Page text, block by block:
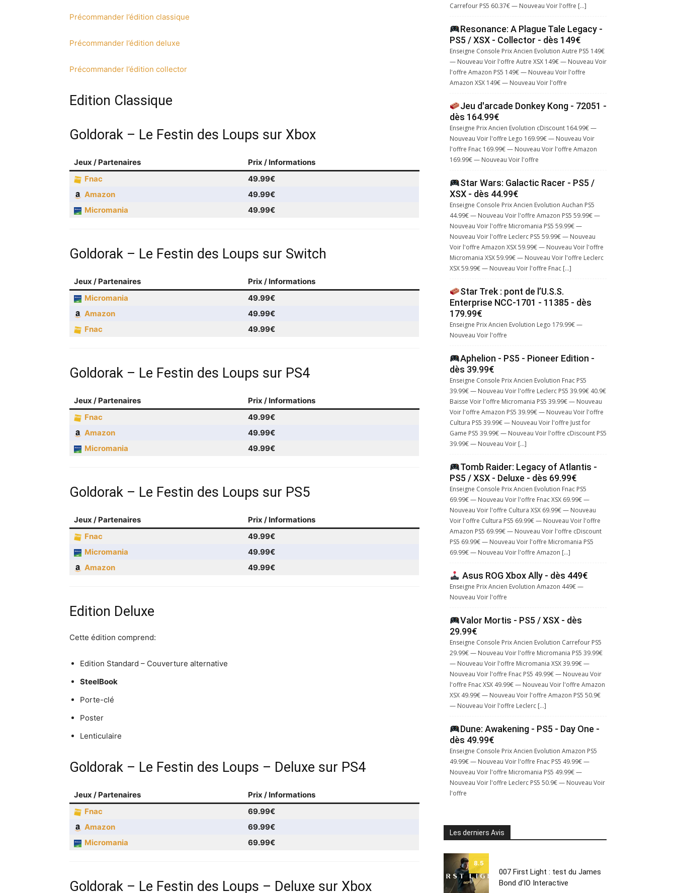
Précommander l’édition classique
Précommander l’édition deluxe
Précommander l’édition collector
Edition Classique
Goldorak – Le Festin des Loups sur Xbox
Jeux / Partenaires
Prix / Informations
Fnac
49.99€
Amazon
49.99€
Micromania
49.99€
Goldorak – Le Festin des Loups sur Switch
Jeux / Partenaires
Prix / Informations
Micromania
49.99€
Amazon
49.99€
Fnac
49.99€
Goldorak – Le Festin des Loups sur PS4
Jeux / Partenaires
Prix / Informations
Fnac
49.99€
Amazon
49.99€
Micromania
49.99€
Goldorak – Le Festin des Loups sur PS5
Jeux / Partenaires
Prix / Informations
Fnac
49.99€
Micromania
49.99€
Amazon
49.99€
Edition Deluxe
Cette édition comprend:
Edition Standard – Couverture alternative
SteelBook
Porte-clé
Poster
Lenticulaire
Goldorak – Le Festin des Loups – Deluxe sur PS4
Jeux / Partenaires
Prix / Informations
Fnac
69.99€
Amazon
69.99€
Micromania
69.99€
Goldorak – Le Festin des Loups – Deluxe sur Xbox
Carrefour PS5 60.37€ — Nouveau Voir l'offre […]
Resonance: A Plague Tale Legacy -
PS5 / XSX - Collector - dès 149€
Enseigne Console Prix Ancien Evolution Autre PS5 149€
— Nouveau Voir l'offre Autre XSX 149€ — Nouveau Voir
l'offre Amazon PS5 149€ — Nouveau Voir l'offre
Amazon XSX 149€ — Nouveau Voir l'offre
Jeu d'arcade Donkey Kong - 72051 -
dès 164.99€
Enseigne Prix Ancien Evolution cDiscount 164.99€ —
Nouveau Voir l'offre Lego 169.99€ — Nouveau Voir
l'offre Fnac 169.99€ — Nouveau Voir l'offre Amazon
169.99€ — Nouveau Voir l'offre
Star Wars: Galactic Racer - PS5 /
XSX - dès 44.99€
Enseigne Console Prix Ancien Evolution Auchan PS5
44.99€ — Nouveau Voir l'offre Amazon PS5 59.99€ —
Nouveau Voir l'offre Micromania PS5 59.99€ —
Nouveau Voir l'offre Leclerc PS5 59.99€ — Nouveau
Voir l'offre Amazon XSX 59.99€ — Nouveau Voir l'offre
Micromania XSX 59.99€ — Nouveau Voir l'offre Leclerc
XSX 59.99€ — Nouveau Voir l'offre Fnac […]
Star Trek : pont de l’U.S.S.
Enterprise NCC-1701 - 11385 - dès
179.99€
Enseigne Prix Ancien Evolution Lego 179.99€ —
Nouveau Voir l'offre
Aphelion - PS5 - Pioneer Edition -
dès 39.99€
Enseigne Console Prix Ancien Evolution Fnac PS5
39.99€ — Nouveau Voir l'offre Leclerc PS5 39.99€ 40.9€
Baisse Voir l'offre Micromania PS5 39.99€ — Nouveau
Voir l'offre Amazon PS5 39.99€ — Nouveau Voir l'offre
Cultura PS5 39.99€ — Nouveau Voir l'offre Just for
Game PS5 39.99€ — Nouveau Voir l'offre cDiscount PS5
39.99€ — Nouveau Voir […]
Tomb Raider: Legacy of Atlantis -
PS5 / XSX - Deluxe - dès 69.99€
Enseigne Console Prix Ancien Evolution Fnac PS5
69.99€ — Nouveau Voir l'offre Fnac XSX 69.99€ —
Nouveau Voir l'offre Cultura XSX 69.99€ — Nouveau
Voir l'offre Cultura PS5 69.99€ — Nouveau Voir l'offre
Amazon PS5 69.99€ — Nouveau Voir l'offre cDiscount
PS5 69.99€ — Nouveau Voir l'offre Micromania PS5
69.99€ — Nouveau Voir l'offre Amazon […]
Asus ROG Xbox Ally - dès 449€
Enseigne Prix Ancien Evolution Amazon 449€ —
Nouveau Voir l'offre
Valor Mortis - PS5 / XSX - dès
29.99€
Enseigne Console Prix Ancien Evolution Carrefour PS5
29.99€ — Nouveau Voir l'offre Micromania PS5 39.99€
— Nouveau Voir l'offre Micromania XSX 39.99€ —
Nouveau Voir l'offre Fnac PS5 49.99€ — Nouveau Voir
l'offre Fnac XSX 49.99€ — Nouveau Voir l'offre Amazon
XSX 49.99€ — Nouveau Voir l'offre Amazon PS5 50.9€
— Nouveau Voir l'offre Leclerc […]
Dune: Awakening - PS5 - Day One -
dès 49.99€
Enseigne Console Prix Ancien Evolution Amazon PS5
49.99€ — Nouveau Voir l'offre Fnac PS5 49.99€ —
Nouveau Voir l'offre Micromania PS5 49.99€ —
Nouveau Voir l'offre Leclerc PS5 50.9€ — Nouveau Voir
l'offre
Les derniers Avis
8.5
007 First Light : test du James
Bond d’IO Interactive